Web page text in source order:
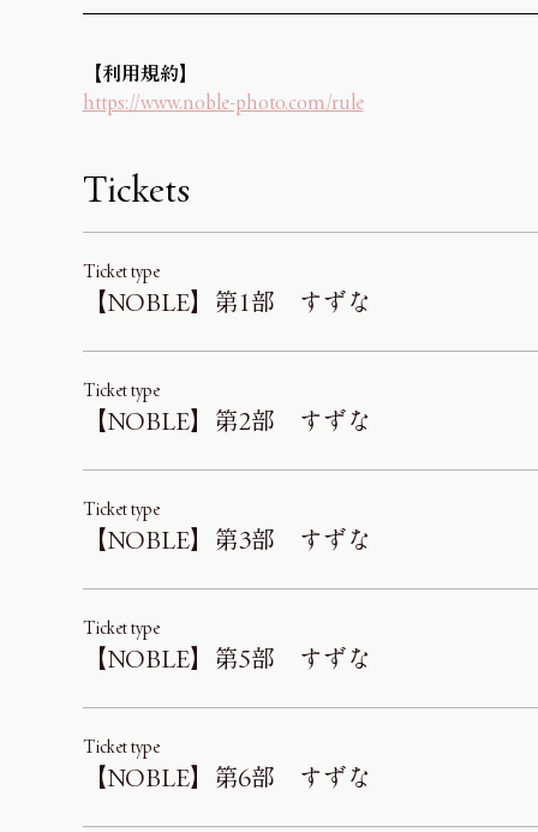
【利用規約】
https://www.noble-photo.com/rule
Tickets
Ticket type
【NOBLE】第1部 すずな
Ticket type
【NOBLE】第2部 すずな
Ticket type
【NOBLE】第3部 すずな
Ticket type
【NOBLE】第5部 すずな
Ticket type
【NOBLE】第6部 すずな